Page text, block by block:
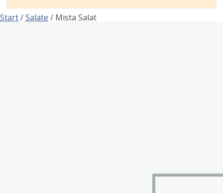
Start/Salate / Mista Salat